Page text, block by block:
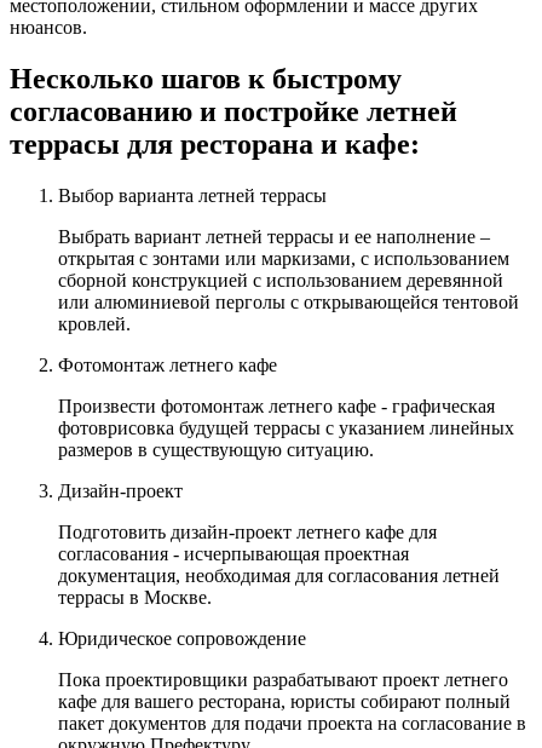
местоположении, стильном оформлении и массе других
нюансов.
Несколько шагов к быстрому
согласованию и постройке летней
террасы для ресторана и кафе:
Выбор варианта летней террасы
Выбрать вариант летней террасы и ее наполнение –
открытая с зонтами или маркизами, с использованием
сборной конструкцией с использованием деревянной
или алюминиевой перголы с открывающейся тентовой
кровлей.
Фотомонтаж летнего кафе
Произвести фотомонтаж летнего кафе - графическая
фотоврисовка будущей террасы с указанием линейных
размеров в существующую ситуацию.
Дизайн-проект
Подготовить дизайн-проект летнего кафе для
согласования - исчерпывающая проектная
документация, необходимая для согласования летней
террасы в Москве.
Юридическое сопровождение
Пока проектировщики разрабатывают проект летнего
кафе для вашего ресторана, юристы собирают полный
пакет документов для подачи проекта на согласование в